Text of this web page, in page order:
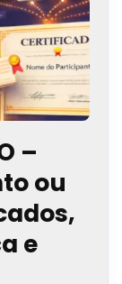
–
ou
e